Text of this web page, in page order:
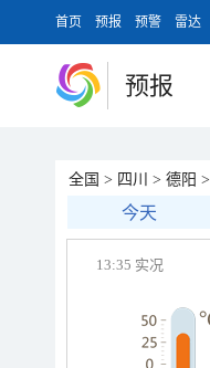
首页 预报 预警 雷达
预报
全国 > 四川 > 德阳 >
今天
13:35 实况